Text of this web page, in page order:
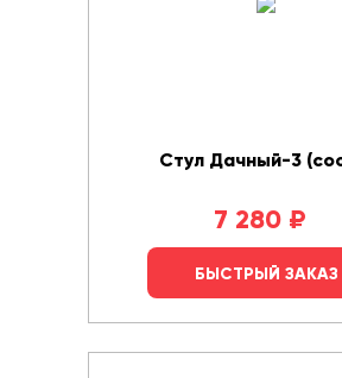
Стул Дачный-3
7 280 ₽
БЫСТРЫЙ ЗАКАЗ